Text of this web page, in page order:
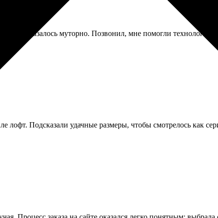
это оказалось муторно. Позвонил, мне помогли технолог
лофт. Подсказали удачные размеры, чтобы смотрелось как